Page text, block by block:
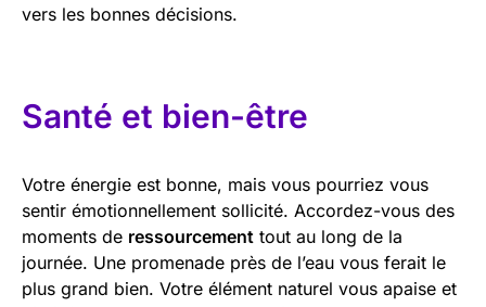
vers les bonnes décisions.
Santé et bien-être
Votre énergie est bonne, mais vous pourriez vous
sentir émotionnellement sollicité. Accordez-vous des
moments de ressourcement tout au long de la
journée. Une promenade près de l’eau vous ferait le
plus grand bien. Votre élément naturel vous apaise et